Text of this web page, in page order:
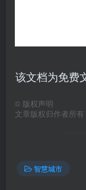
该文档为免费
© 版权声明
文章版权归作者所有
智慧城市